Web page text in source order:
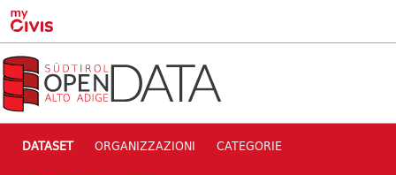
Skip to main content
DATASET ORGANIZZAZIONI CATEGORIE